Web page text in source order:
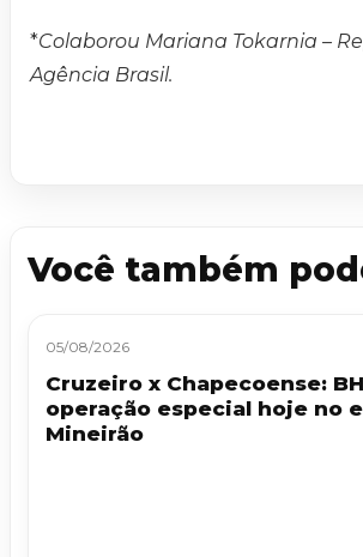
*Colaborou Mariana Tokarnia –
Agência Brasil.
Você também
05/08/2026
Cruzeiro x Chapecoense:
operação especial hoje no
Mineirão